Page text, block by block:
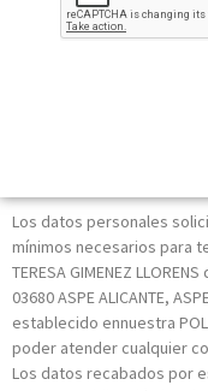
Los datos personales
mínimos necesarios para
TERESA GIMENEZ
03680 ASPE ALICANTE,
establecido ennuestra
poder atender cualquier
Los datos recabados por